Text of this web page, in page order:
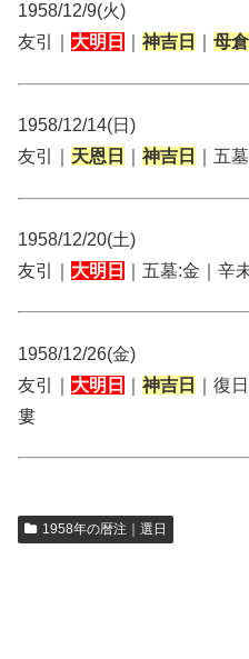
1958/12/9(火)
友引｜ 大明日 神吉日 母
1958/12/14(日)
友引｜ 天恩日 神吉日 ｜五
1958/12/20(土)
友引｜ 大明日 ｜五墓:金｜辛
1958/12/26(金)
友引｜ 大明日 神吉日 ｜復日
婁
1958年の暦注｜選日